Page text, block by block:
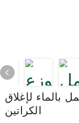
بالماء لإغلاق
الكراتين